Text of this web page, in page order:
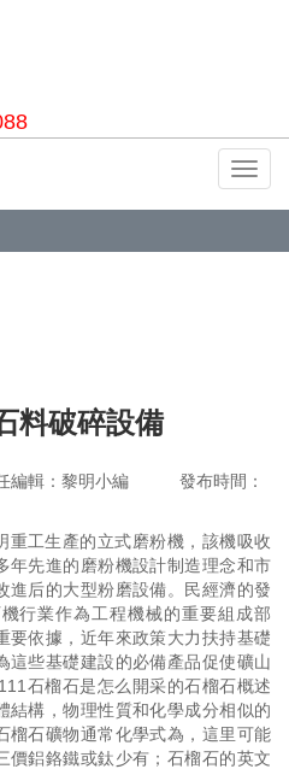
切
換
料破碎設備
輯：黎明小編 發布時間：
重工生產的立式磨粉機，該機吸收
年先進的磨粉機設計制造理念和市
進后的大型粉磨設備。民經濟的發
行業作為工程機械的重要組成部
要依據，近年來政策大力扶持基礎
這些基礎建設的必備產品促使礦山
石榴石是怎么開采的石榴石概述
結構，物理性質和化學成分相似的
榴石礦物通常化學式為，這里可能
價鋁鉻鐵或鈦少有；石榴石的英文